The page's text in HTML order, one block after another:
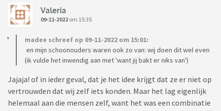
Valeria
09-11-2022 om 15:35
madee schreef op 09-11-2022 om 15:01:
en mijn schoonouders waren ook zo van: wij doen dit wel even
(ik vulde het inwendig aan met 'want jij bakt er niks van')
Jajaja! of in ieder geval, dat je het idee krijgt dat ze er niet op
vertrouwden dat wij zelf iets konden. Maar het lag eigenlijk
helemaal aan die mensen zelf, want het was een combinatie